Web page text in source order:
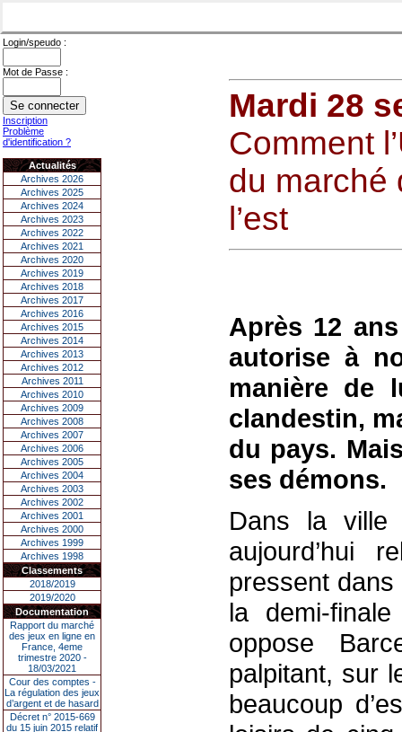
Login/speudo :
Mot de Passe :
Inscription
Problème
d'identification ?
Actualités
Archives 2026
Archives 2025
Archives 2024
Archives 2023
Archives 2022
Archives 2021
Archives 2020
Archives 2019
Archives 2018
Archives 2017
Archives 2016
Archives 2015
Archives 2014
Archives 2013
Archives 2012
Archives 2011
Archives 2010
Archives 2009
Archives 2008
Archives 2007
Archives 2006
Archives 2005
Archives 2004
Archives 2003
Archives 2002
Archives 2001
Archives 2000
Archives 1999
Archives 1998
Classements
2018/2019
2019/2020
Documentation
Rapport du marché
des jeux en ligne en
France, 4eme
trimestre 2020 -
18/03/2021
Cour des comptes -
La régulation des jeux
d’argent et de hasard
Décret n° 2015-669
du 15 juin 2015 relatif
Mardi 28
Comment
du marché
l’est
Après 12
autorise à
manière de
clandestin,
du pays.
ses démons.
Dans la ville
aujourd’hui
pressent
la demi-
oppose
palpitant, sur
beaucoup